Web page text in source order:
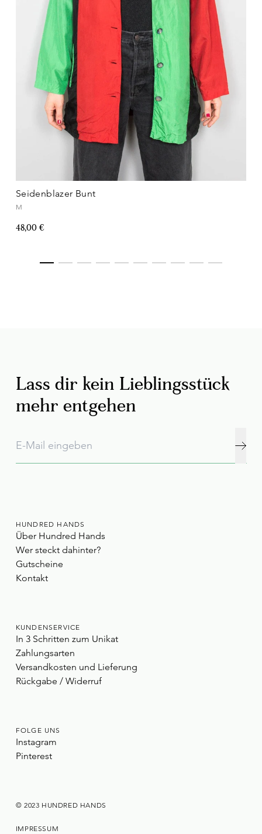
Seidenblazer Bunt
M
48,00 €
HUNDRED HANDS
Über Hundred Hands
Wer steckt dahinter?
Gutscheine
Kontakt
KUNDENSERVICE
In 3 Schritten zum Unikat
Zahlungsarten
Versandkosten und Lieferung
Rückgabe / Widerruf
FOLGE UNS
Instagram
Pinterest
Lass dir kein Lieblingsstück
mehr entgehen
© 2023 HUNDRED HANDS
IMPRESSUM